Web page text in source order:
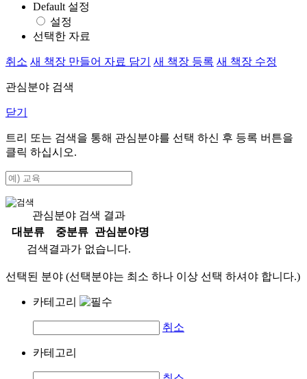
Default 설정
설정
선택한 자료
취소 새 책장 만들어 자료 담기 새 책장 등록 새 책장 수정
관심분야 검색
닫기
트리 또는 검색을 통해 관심분야를 선택 하신 후 등록 버튼을
클릭 하십시오.
관심분야 검색 결과
대분류
중분류
관심분야명
검색결과가 없습니다.
선택된 분야 (선택분야는 최소 하나 이상 선택 하셔야 합니다.)
카테고리
취소
카테고리